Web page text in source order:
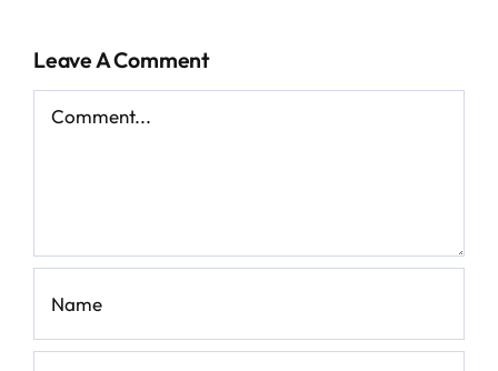
Leave A Comment
Comment